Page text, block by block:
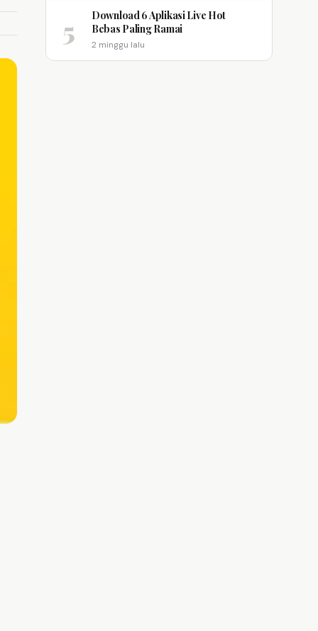
5
Download 6 Aplikasi Live Hot
Bebas Paling Ramai
2 minggu lalu